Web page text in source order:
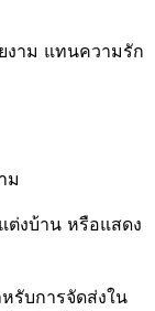
งาม แทนความรัก
ม
ต่งบ้าน หรือแสดง
รับการจัดส่งใน